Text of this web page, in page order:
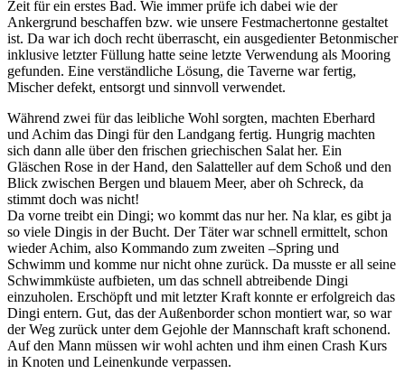
Zeit für ein erstes Bad. Wie immer prüfe ich dabei wie der
Ankergrund beschaffen bzw. wie unsere Festmachertonne gestaltet
ist. Da war ich doch recht überrascht, ein ausgedienter Betonmischer
inklusive letzter Füllung hatte seine letzte Verwendung als Mooring
gefunden. Eine verständliche Lösung, die Taverne war fertig,
Mischer defekt, entsorgt und sinnvoll verwendet.
Während zwei für das leibliche Wohl sorgten, machten Eberhard
und Achim das Dingi für den Landgang fertig. Hungrig machten
sich dann alle über den frischen griechischen Salat her. Ein
Gläschen Rose in der Hand, den Salatteller auf dem Schoß und den
Blick zwischen Bergen und blauem Meer, aber oh Schreck, da
stimmt doch was nicht!
Da vorne treibt ein Dingi; wo kommt das nur her. Na klar, es gibt ja
so viele Dingis in der Bucht. Der Täter war schnell ermittelt, schon
wieder Achim, also Kommando zum zweiten –Spring und
Schwimm und komme nur nicht ohne zurück. Da musste er all seine
Schwimmküste aufbieten, um das schnell abtreibende Dingi
einzuholen. Erschöpft und mit letzter Kraft konnte er erfolgreich das
Dingi entern. Gut, das der Außenborder schon montiert war, so war
der Weg zurück unter dem Gejohle der Mannschaft kraft schonend.
Auf den Mann müssen wir wohl achten und ihm einen Crash Kurs
in Knoten und Leinenkunde verpassen.